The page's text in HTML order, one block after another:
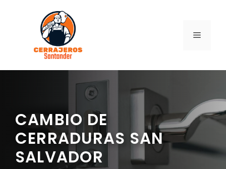
contenido
MENÚ
CAMBIO DE
CERRADURAS SAN
SALVADOR